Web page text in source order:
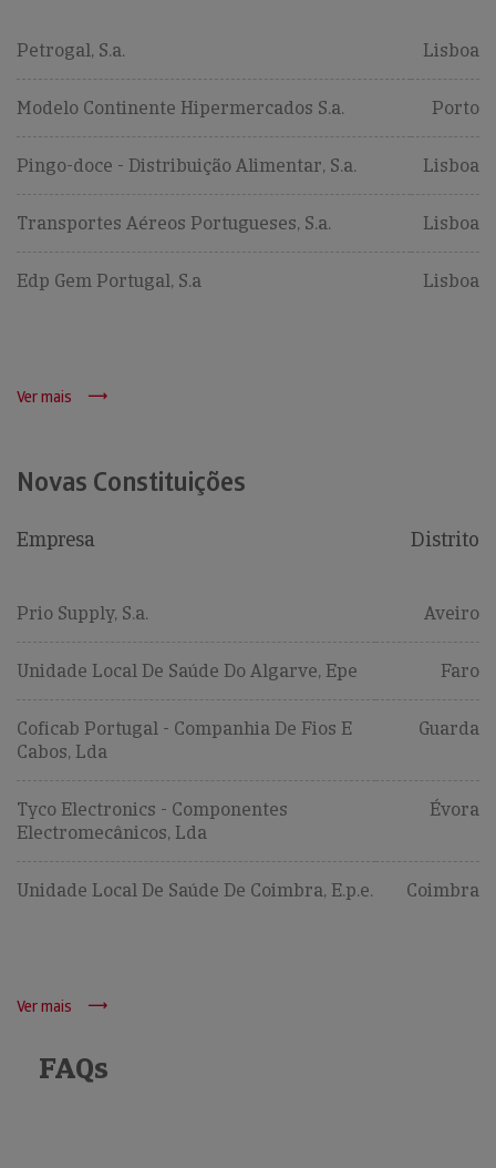
Petrogal, S.a. Lisboa
Modelo Continente Hipermercados S.a. Porto
Pingo-doce - Distribuição Alimentar, S.a. Lisboa
Transportes Aéreos Portugueses, S.a. Lisboa
Edp Gem Portugal, S.a Lisboa
Ver mais
Novas Constituições
Empresa Distrito
Prio Supply, S.a. Aveiro
Unidade Local De Saúde Do Algarve, Epe Faro
Coficab Portugal - Companhia De Fios E
Cabos, Lda
Guarda
Tyco Electronics - Componentes
Electromecânicos, Lda
Évora
Unidade Local De Saúde De Coimbra, E.p.e. Coimbra
Ver mais
FAQs